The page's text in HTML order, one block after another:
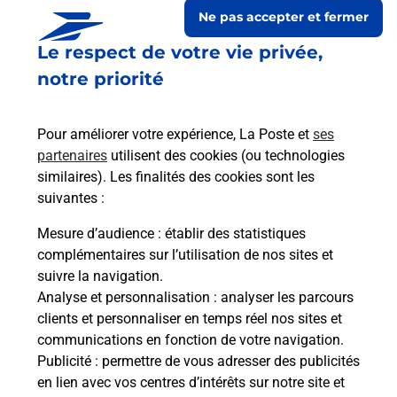
Le respect de votre vie privée,
notre priorité
Pour améliorer votre expérience, La Poste et ses
partenaires utilisent des cookies (ou technologies
similaires). Les finalités des cookies sont les
suivantes :
Mesure d’audience : établir des statistiques
complémentaires sur l’utilisation de nos sites et
suivre la navigation.
Analyse et personnalisation : analyser les parcours
clients et personnaliser en temps réel nos sites et
communications en fonction de votre navigation.
Publicité : permettre de vous adresser des publicités
en lien avec vos centres d’intérêts sur notre site et
Ne pas accepter et fermer
Prochaine collecte du courrierlundià 09h00
116 Place Du Marsan
40090 Bougue
Itinéraire
Le lien s'ouvre dans un nouvel onglet